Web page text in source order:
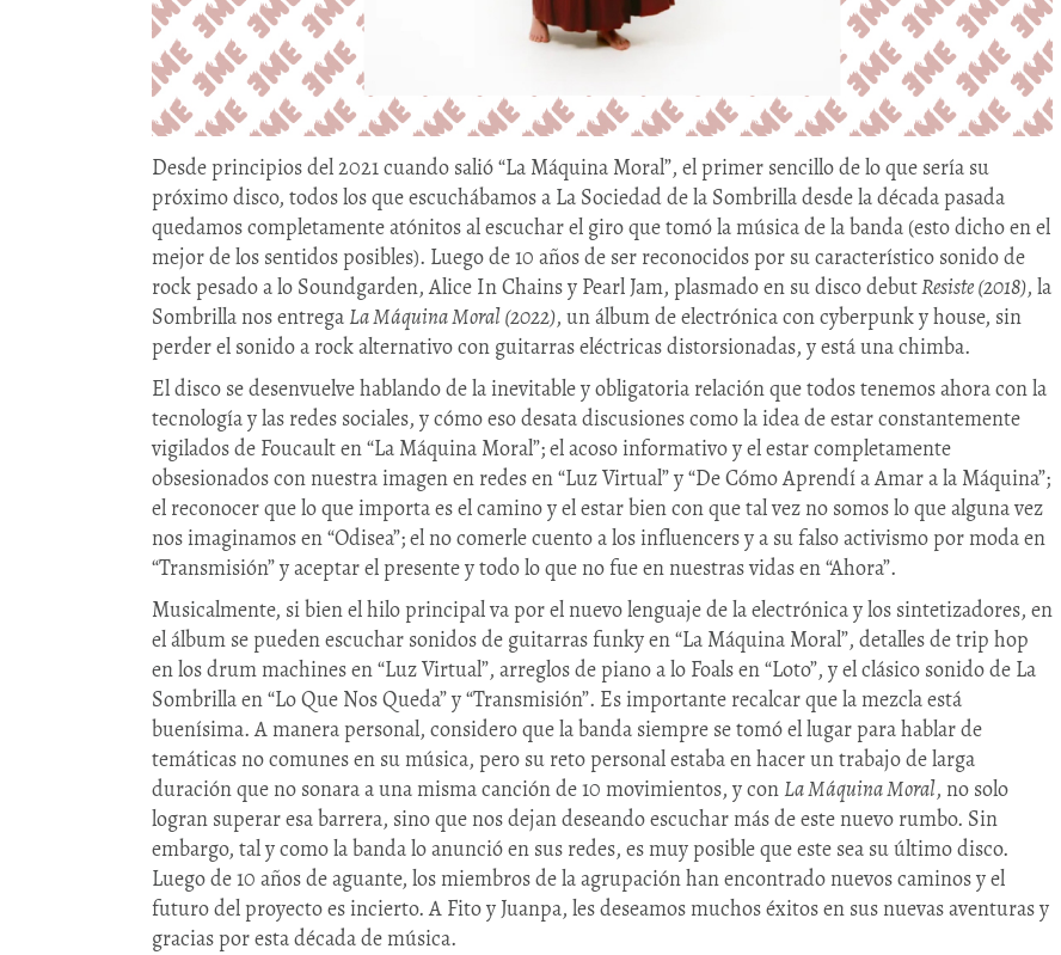
Desde principios del 2021 cuando salió “La Máquina Moral”, el primer sencillo de lo que sería su
próximo disco, todos los que escuchábamos a La Sociedad de la Sombrilla desde la década pasada
quedamos completamente atónitos al escuchar el giro que tomó la música de la banda (esto dicho en el
mejor de los sentidos posibles). Luego de 10 años de ser reconocidos por su característico sonido de
rock pesado a lo Soundgarden, Alice In Chains y Pearl Jam, plasmado en su disco debutResiste (2018), la
Sombrilla nos entrega La Máquina Moral (2022), un álbum de electrónica con cyberpunk y house, sin
perder el sonido a rock alternativo con guitarras eléctricas distorsionadas, y está una chimba.
El disco se desenvuelve hablando de la inevitable y obligatoria relación que todos tenemos ahora con la
tecnología y las redes sociales, y cómo eso desata discusiones como la idea de estar constantemente
vigilados de Foucault en “La Máquina Moral”; el acoso informativo y el estar completamente
obsesionados con nuestra imagen en redes en “Luz Virtual” y “De Cómo Aprendí a Amar a la Máquina”;
el reconocer que lo que importa es el camino y el estar bien con que tal vez no somos lo que alguna vez
nos imaginamos en “Odisea”; el no comerle cuento a los influencers y a su falso activismo por moda en
“Transmisión” y aceptar el presente y todo lo que no fue en nuestras vidas en “Ahora”.
Musicalmente, si bien el hilo principal va por el nuevo lenguaje de la electrónica y los sintetizadores, en
el álbum se pueden escuchar sonidos de guitarras funky en “La Máquina Moral”, detalles de trip hop
en los drum machines en “Luz Virtual”, arreglos de piano a lo Foals en “Loto”, y el clásico sonido de La
Sombrilla en “Lo Que Nos Queda” y “Transmisión”. Es importante recalcar que la mezcla está
buenísima. A manera personal, considero que la banda siempre se tomó el lugar para hablar de
temáticas no comunes en su música, pero su reto personal estaba en hacer un trabajo de larga
duración que no sonara a una misma canción de 10 movimientos, y con La Máquina Moral, no solo
logran superar esa barrera, sino que nos dejan deseando escuchar más de este nuevo rumbo. Sin
embargo, tal y como la banda lo anunció en sus redes, es muy posible que este sea su último disco.
Luego de 10 años de aguante, los miembros de la agrupación han encontrado nuevos caminos y el
futuro del proyecto es incierto. A Fito y Juanpa, les deseamos muchos éxitos en sus nuevas aventuras y
gracias por esta década de música.